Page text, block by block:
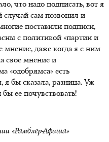
что надо подписать, вот я
сам позвонил и
поставили подписи,
с политикой «партии и
мнение, даже когда я с ним
свое мнение и
«одобрямса» есть
я бы сказала, разница. Уж
ее почувствовать!
«Рамблер-Афиша»